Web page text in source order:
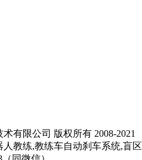
有限公司 版权所有 2008-2021
教练,教练车自动刹车系统,盲